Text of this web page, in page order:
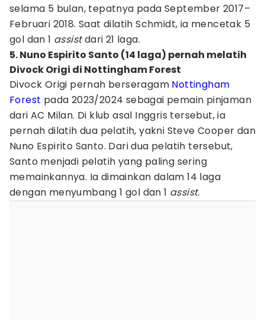
selama 5 bulan, tepatnya pada September 2017–
Februari 2018. Saat dilatih Schmidt, ia mencetak 5
gol dan 1 assistdari 21 laga.
5. Nuno Espirito Santo (14 laga) pernah melatih
Divock Origi di Nottingham Forest
Divock Origi pernah berseragam Nottingham
Forest pada 2023/2024 sebagai pemain pinjaman
dari AC Milan. Di klub asal Inggris tersebut, ia
pernah dilatih dua pelatih, yakni Steve Cooper dan
Nuno Espirito Santo. Dari dua pelatih tersebut,
Santo menjadi pelatih yang paling sering
memainkannya. Ia dimainkan dalam 14 laga
dengan menyumbang 1 gol dan 1 assist.